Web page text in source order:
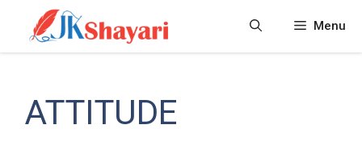
content
Menu
ATTITUDE